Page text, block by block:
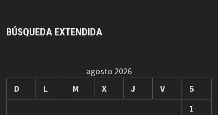
BÚSQUEDA EXTENDIDA
agosto 2026
D
L M X J V
S
1